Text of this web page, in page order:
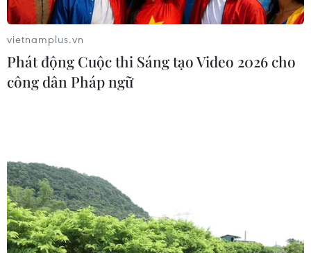
Thổ Nhĩ Kỳ thông báo kế hoạch tập trận
mới tại Địa Trung Hải
29/08/2020 11:34
khí.
vietnamplus.vn
Phát động Cuộc thi Sáng tạo Video 2026 cho
công dân Pháp ngữ